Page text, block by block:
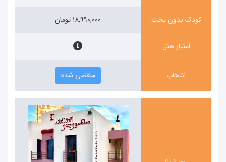
کودک بدون تخت ۱۸,۹۹۰,۰۰۰ تومان
امتیاز هتل
انتخاب منقضی شده